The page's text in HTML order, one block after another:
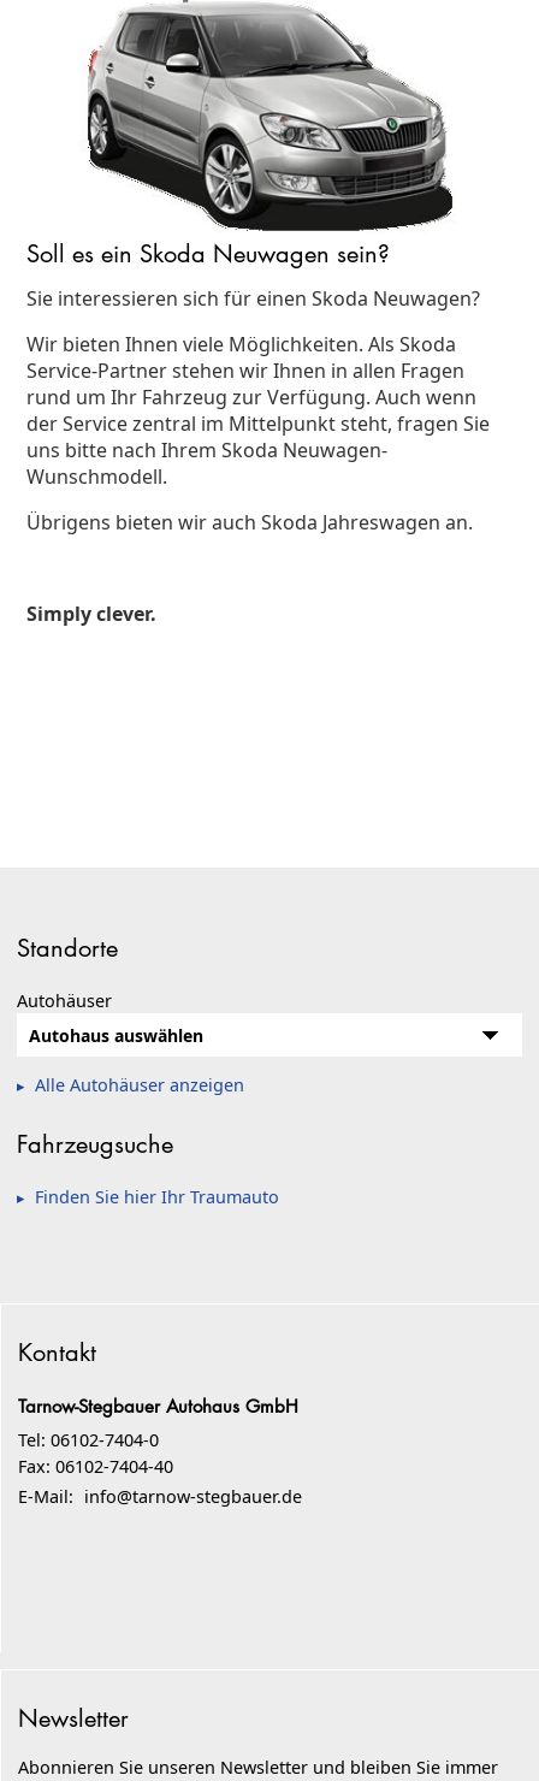
Soll es ein Skoda Neuwagen sein?
Sie interessieren sich für einen Skoda Neuwagen?
Wir bieten Ihnen viele Möglichkeiten. Als Skoda
Service-Partner stehen wir Ihnen in allen Fragen
rund um Ihr Fahrzeug zur Verfügung. Auch wenn
der Service zentral im Mittelpunkt steht, fragen Sie
uns bitte nach Ihrem Skoda Neuwagen-
Wunschmodell.
Übrigens bieten wir auch Skoda Jahreswagen an.
Simply clever.
Standorte
Autohäuser
Alle Autohäuser anzeigen
Fahrzeugsuche
Finden Sie hier Ihr Traumauto
Kontakt
Tarnow-Stegbauer Autohaus GmbH
Tel: 06102-7404-0
Fax: 06102-7404-40
E-Mail: info@tarnow-stegbauer.de
Newsletter
Abonnieren Sie unseren Newsletter und bleiben Sie immer